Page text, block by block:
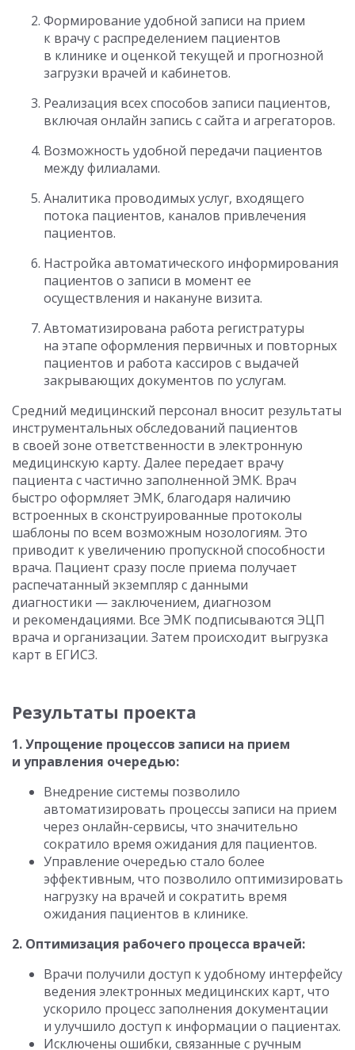
Формирование удобной записи на прием
к врачу с распределением пациентов
в клинике и оценкой текущей и прогнозной
загрузки врачей и кабинетов.
Реализация всех способов записи пациентов,
включая онлайн запись с сайта и агрегаторов.
Возможность удобной передачи пациентов
между филиалами.
Аналитика проводимых услуг, входящего
потока пациентов, каналов привлечения
пациентов.
Настройка автоматического информирования
пациентов о записи в момент ее
осуществления и накануне визита.
Автоматизирована работа регистратуры
на этапе оформления первичных и повторных
пациентов и работа кассиров с выдачей
закрывающих документов по услугам.
Средний медицинский персонал вносит результаты
инструментальных обследований пациентов
в своей зоне ответственности в электронную
медицинскую карту. Далее передает врачу
пациента с частично заполненной ЭМК. Врач
быстро оформляет ЭМК, благодаря наличию
встроенных в сконструированные протоколы
шаблоны по всем возможным нозологиям. Это
приводит к увеличению пропускной способности
врача. Пациент сразу после приема получает
распечатанный экземпляр с данными
диагностики — заключением, диагнозом
и рекомендациями. Все ЭМК подписываются ЭЦП
врача и организации. Затем происходит выгрузка
карт в ЕГИСЗ.
Результаты проекта
1. Упрощение процессов записи на прием
и управления очередью:
Внедрение системы позволило
автоматизировать процессы записи на прием
через онлайн-сервисы, что значительно
сократило время ожидания для пациентов.
Управление очередью стало более
эффективным, что позволило оптимизировать
нагрузку на врачей и сократить время
ожидания пациентов в клинике.
2. Оптимизация рабочего процесса врачей:
Врачи получили доступ к удобному интерфейсу
ведения электронных медицинских карт, что
ускорило процесс заполнения документации
и улучшило доступ к информации о пациентах.
Исключены ошибки, связанные с ручным